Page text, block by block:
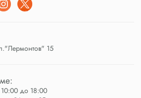
15
до 18:00